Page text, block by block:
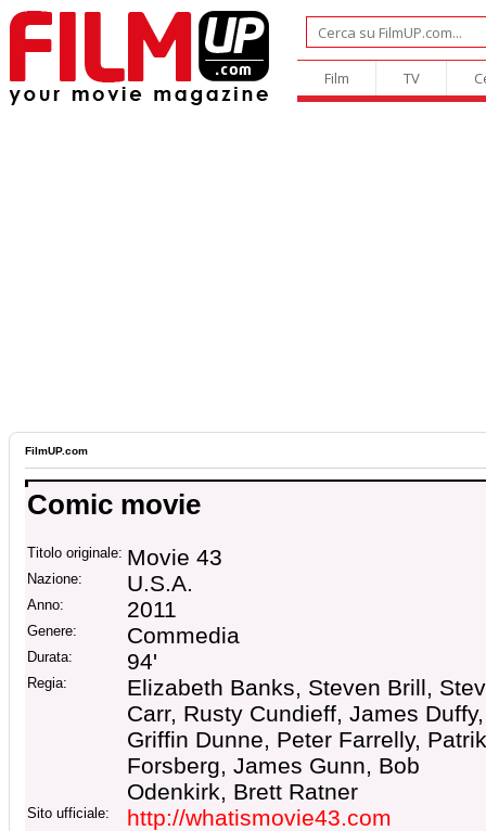
Film TV
FilmUP.com
Comic movie
Titolo originale: Movie 43
Nazione: U.S.A.
Anno: 2011
Genere: Commedia
Durata: 94'
Regia:
Elizabeth Banks, Steven Brill,
Carr, Rusty Cundieff, James Duffy,
Griffin Dunne, Peter Farrelly, Patrik
Forsberg, James Gunn, Bob
Odenkirk, Brett Ratner
Sito ufficiale: http://whatismovie43.com